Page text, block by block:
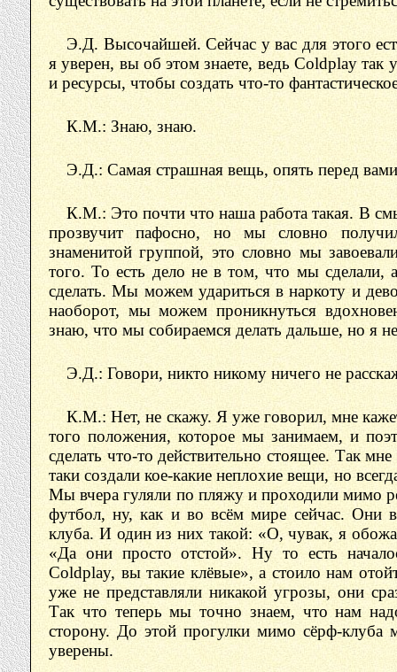
Э.Д. Высочайшей. Сейчас у вас для этого
я уверен, вы об этом знаете, ведь Coldplay так
и ресурсы, чтобы создать что-то
К.М.: Знаю, знаю.
Э.Д.: Самая страшная вещь, опять перед вами
К.М.: Это почти что наша работа такая. В
прозвучит пафосно, но мы словно
знаменитой группой, это словно мы
того. То есть дело не в том, что мы сделали,
сделать. Мы можем удариться в наркоту и
наоборот, мы можем проникнуться
знаю, что мы собираемся делать дальше, но я
Э.Д.: Говори, никто никому ничего не
К.М.: Нет, не скажу. Я уже говорил, мне
того положения, которое мы занимаем, и
сделать что-то действительно стоящее. Так
таки создали кое-какие неплохие вещи, но
Мы вчера гуляли по пляжу и проходили мимо
футбол, ну, как и во всём мире сейчас. Они
клуба. И один из них такой: «О, чувак, я
«Да они просто отстой». Ну то есть
Coldplay, вы такие клёвые», а стоило нам
уже не представляли никакой угрозы, они
Так что теперь мы точно знаем, что нам
сторону. До этой прогулки мимо сёрф-
уверены.